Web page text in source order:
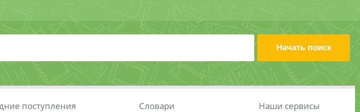
поступления Словари Наши сервисы